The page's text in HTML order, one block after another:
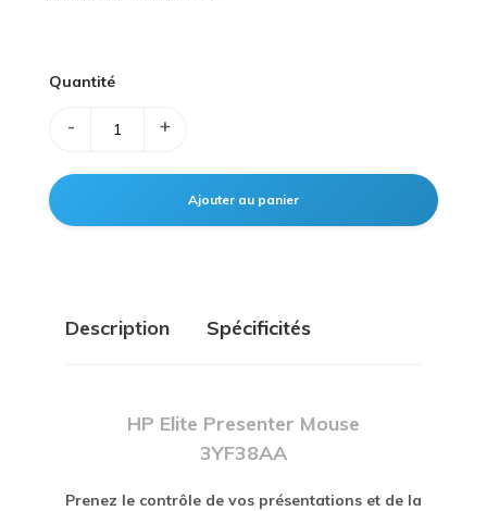
Quantité
- +
Description Spécificités
HP Elite Presenter Mouse
3YF38AA
Prenez le contrôle de vos présentations et de la